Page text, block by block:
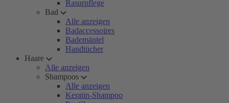
Rasurpflege
Bad
Alle anzeigen
Badaccessoires
Bademäntel
Handtücher
Haare
Alle anzeigen
Shampoos
Alle anzeigen
Keratin-Shampoo